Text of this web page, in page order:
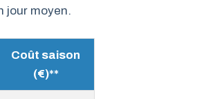
jour moyen.
Coût saison
(€)**